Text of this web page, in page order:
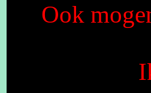
Ook